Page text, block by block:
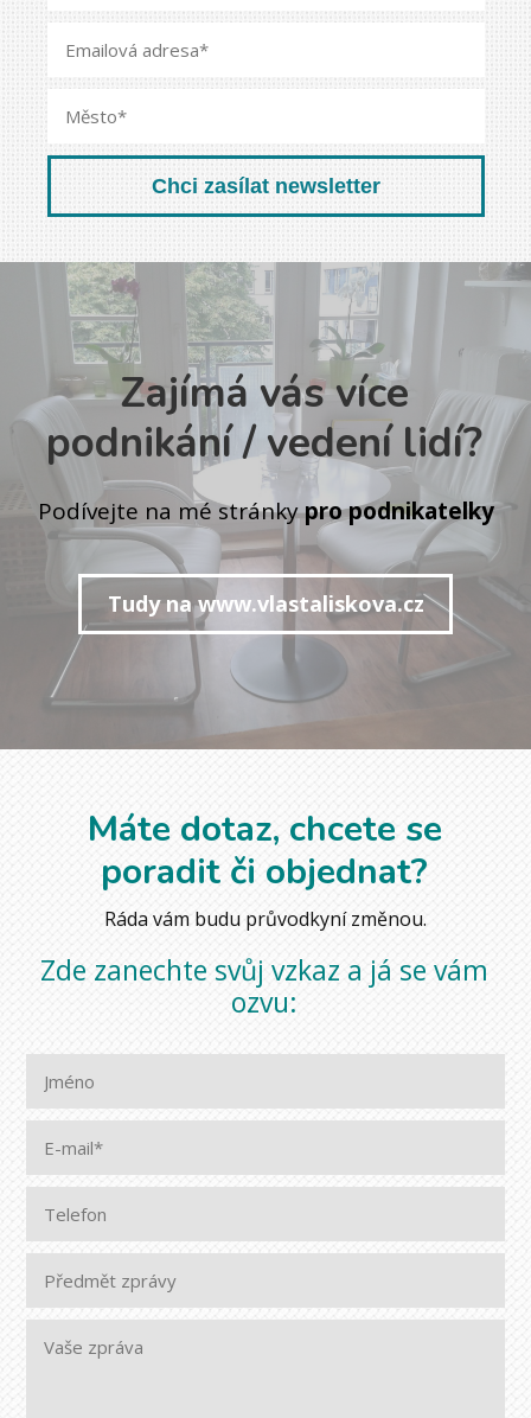
Chci zasílat newsletter
Zajímá vás více
podnikání / vedení lidí?
Podívejte na mé stránkypro podnikatelky
Tudy na www.vlastaliskova.cz
Máte dotaz, chcete se
poradit či objednat?
Ráda vám budu průvodkyní změnou.
Zde zanechte svůj vzkaz a já se vám
ozvu: